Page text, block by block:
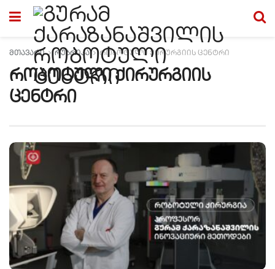
მთავარი რუბრიკა რობოტული ქირურგიის ცენტრი
რობოტული ქირურგიის
ცენტრი